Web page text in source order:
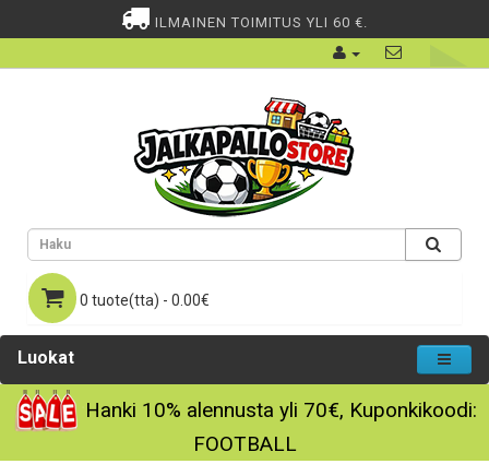
ILMAINEN TOIMITUS YLI 60 €.
0 tuote(tta) - 0.00€
Luokat
Hanki 10% alennusta yli 70€, Kuponkikoodi:
FOOTBALL